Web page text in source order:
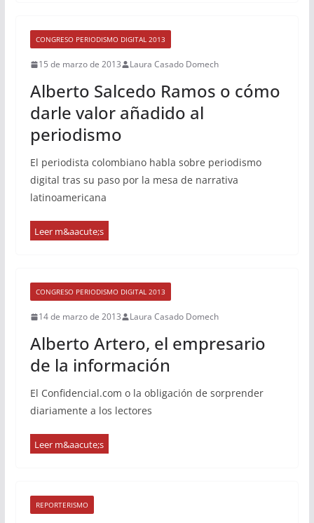
CONGRESO PERIODISMO DIGITAL 2013
15 de marzo de 2013 Laura Casado Domech
Alberto Salcedo Ramos o cómo
darle valor añadido al
periodismo
El periodista colombiano habla sobre periodismo
digital tras su paso por la mesa de narrativa
latinoamericana
CONGRESO PERIODISMO DIGITAL 2013
14 de marzo de 2013 Laura Casado Domech
Alberto Artero, el empresario
de la información
El Confidencial.com o la obligación de sorprender
diariamente a los lectores
REPORTERISMO